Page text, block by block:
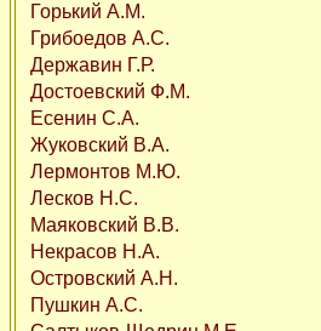
Горький А.М.
Грибоедов А.С.
Державин Г.Р.
Достоевский Ф.М.
Есенин С.А.
Жуковский В.А.
Лермонтов М.Ю.
Лесков Н.С.
Маяковский В.В.
Некрасов Н.А.
Островский А.Н.
Пушкин А.С.